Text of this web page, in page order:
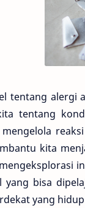
tentang alergi
tentang
mengelola
kita
yang bisa
yang